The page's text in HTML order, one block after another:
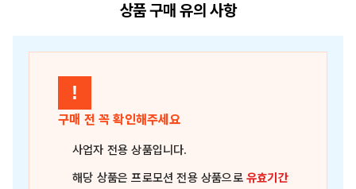
상품 구매 유의 사항
!
구매 전 꼭 확인해주세요
사업자 전용 상품입니다.
해당 상품은프로모션 전용 상품으로유효기간